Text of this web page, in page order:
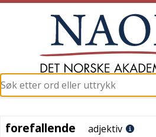
forefallende
forefallende adjektiv